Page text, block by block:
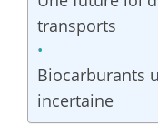
transports
Biocarburants
incertaine